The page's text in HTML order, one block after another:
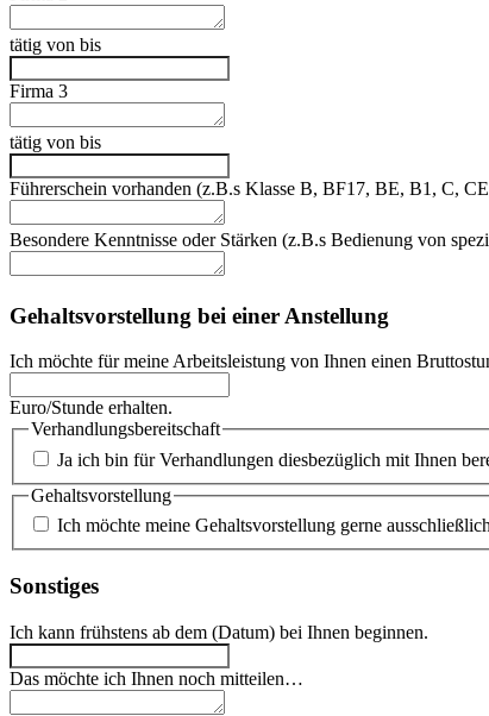
tätig von bis
Firma 3
tätig von bis
Führerschein vorhanden (z.B.s Klasse B, BF17, BE, B1, C,
Besondere Kenntnisse oder Stärken (z.B.s Bedienung von
Gehaltsvorstellung bei einer Anstellung
Ich möchte für meine Arbeitsleistung von Ihnen einen
Euro/Stunde erhalten.
Verhandlungsbereitschaft
Ja ich bin für Verhandlungen diesbezüglich mit Ihnen
Gehaltsvorstellung
Ich möchte meine Gehaltsvorstellung gerne
Sonstiges
Ich kann frühstens ab dem (Datum) bei Ihnen beginnen.
Das möchte ich Ihnen noch mitteilen…